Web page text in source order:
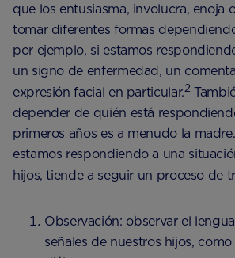
que los entusiasma, involucra, enoja
tomar diferentes formas
por ejemplo, si estamos
un signo de enfermedad, un
expresión facial en particular.2
depender de quién está
primeros años es a menudo la
estamos respondiendo a una
hijos, tiende a seguir un proceso de
Observación: observar el
señales de nuestros hijos,